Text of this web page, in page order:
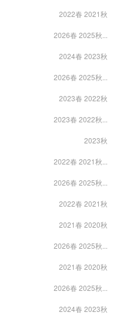
2022春 2021秋
2026春 2025秋...
2024春 2023秋
2026春 2025秋...
2023春 2022秋
2023春 2022秋...
2023秋
2022春 2021秋...
2026春 2025秋...
2022春 2021秋
2021春 2020秋
2026春 2025秋...
2021春 2020秋
2026春 2025秋...
2024春 2023秋